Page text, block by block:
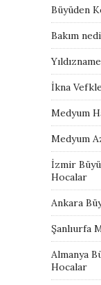
Büyüden
Bakım
İkna
Medyum
Medyum
İzmir
Hocalar
Ankara
Şanlıurfa
Almanya
Hocalar